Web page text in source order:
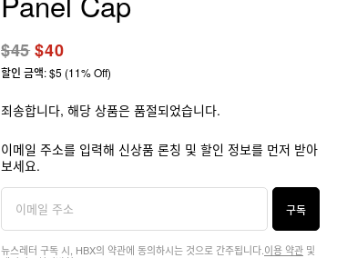
$45$40
할인 금액: $5 (11% Off)
죄송합니다, 해당 상품은 품절되었습니다.
이메일 주소를 입력해 신상품 론칭 및 할인 정보를 먼저 받아
보세요.
구독
뉴스레터 구독 시, HBX의 약관에 동의하시는 것으로 간주됩니다. 이용 약관 및